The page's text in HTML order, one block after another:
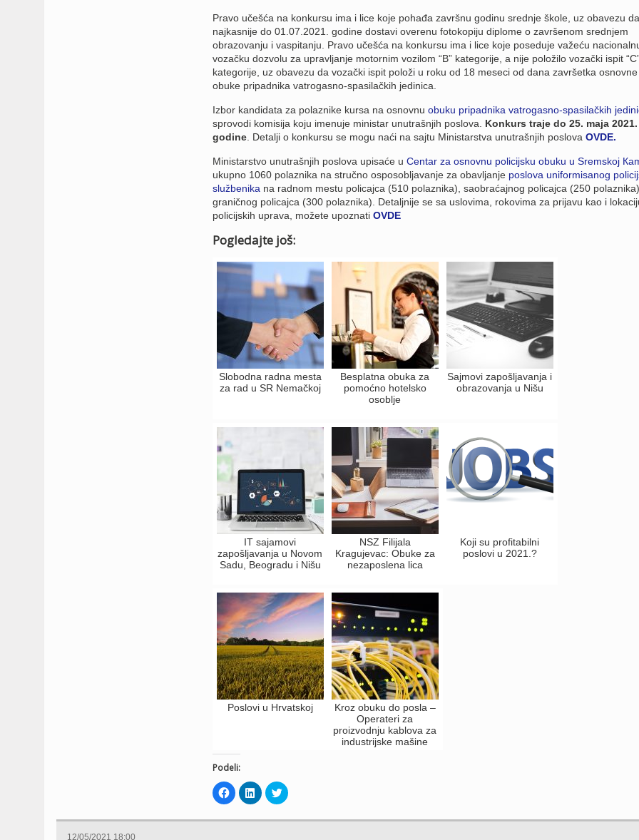
Pravo učešća na konkursu ima i lice koje pohađa završnu godinu srednje škole, uz obavezu da
najkasnije do 01.07.2021. godine dostavi overenu fotokopiju diplome o završenom srednjem
obrazovanju i vaspitanju. Pravo učešća na konkursu ima i lice koje poseduje važeću
vozačku dozvolu za upravljanje motornim vozilom “B” kategorije, a nije položilo vozački ispit
kategorije, uz obavezu da vozački ispit položi u roku od 18 meseci od dana završetka osnovne
obuke pripadnika vatrogasno-spasilačkih jedinica.
Izbor kandidata za polaznike kursa na osnovnu obuku pripadnika vatrogasno-spasilačkih
sprovodi komisija koju imenuje ministar unutrašnjih poslova. Konkurs traje do 25. maja 2021.
godine. Detalji o konkursu se mogu naći na sajtu Ministarstva unutrašnjih poslova OVDE.
Ministarstvo unutrašnjih poslova upisaće u Centar za osnovnu policijsku obuku u Sremskoj
ukupno 1060 polaznika na stručno osposobljavanje za obavljanje poslova uniformisanog
službenika na radnom mestu policajca (510 polaznika), saobraćajnog policajca (250
graničnog policajca (300 polaznika). Detaljnije se sa uslovima, rokovima za prijavu kao i
policijskih uprava, možete upoznati OVDE
Pogledajte još:
Slobodna radna mesta
za rad u SR Nemačkoj
Besplatna obuka za
pomoćno hotelsko
osoblje
Sajmovi zapošljavanja i
obrazovanja u Nišu
IT sajamovi
zapošljavanja u Novom
Sadu, Beogradu i Nišu
NSZ Filijala
Kragujevac: Obuke za
nezaposlena lica
Koji su profitabilni
poslovi u 2021.?
Poslovi u Hrvatskoj
Kroz obuku do posla –
Operateri za
proizvodnju kablova za
industrijske mašine
Podeli:
Click
to
share
Facebook
Click
to
share
LinkedIn
Click
to
Twitter
12/05/2021 18:00